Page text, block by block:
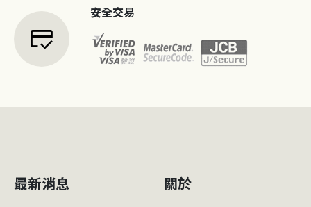
credit_score
安全交易
最新消息 關於